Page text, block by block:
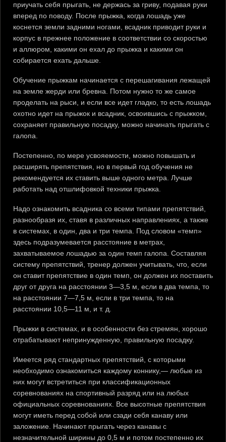
приучать себя прыгать, не держась за гриву, подавая руки
вперед по поводу. После прыжка, когда лошадь уже
коснется земли задними ногами, всадник приводит руки и
корпус в прежнее положение в соответствии со скоростью
и аллюром, какими он ехал до прыжка и какими он
собирается ехать дальше.
Обучение прыжкам начинается с перешагивания лежащей
на земле жерди или бревна. Потом нужно то же самое
проделать на рыси, и если все идет гладко, то есть лошадь
охотно идет на прыжок и всадник, освоившись с прыжком,
сохраняет правильную посадку, можно начинать прыгать с
галопа.
Постепенно, по мере усвояемости, можно повышать и
расширять препятствия, но в первый год обучения не
рекомендуется их ставить выше одного метра. Лучше
работать над отшлифовкой техники прыжка.
Надо ознакомить всадника со всеми типами препятствий,
разнообразя их, ставя в различных направлениях, а также
в системах, в один, два и три темпа. Под словом «темп»
здесь подразумевается расстояние в метрах,
захватываемое лошадью за один темп галопа. Составляя
систему препятствий, тренер должен учитывать, что, если
он ставит препятствие в один темп, он должен их поставить
друг от друга на расстоянии 3—3,5 м, если в два темпа, то
на расстоянии 7—7,5 м, если в три темпа, то на
расстоянии 10,5—11 м, и т. д.
Прыжки в системах, и в особенности без стремян, хорошо
отрабатывают непринужденную, правильную посадку.
Имеется ряд стандартных препятствий, с которыми
необходимо ознакомиться каждому коннику,— любые из
них могут встретиться при классификационных
соревнованиях на спортивный разряд или на любых
официальных соревнованиях. Все высотные препятствия
могут иметь перед собой или сзади себя канаву или
заложение. Начинают прыгать через канавы с
незначительной ширины до 0,5 м и потом постепенно их